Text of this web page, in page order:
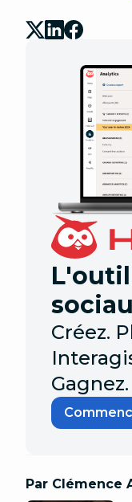
Créez.
Gagnez.
Par Clémence